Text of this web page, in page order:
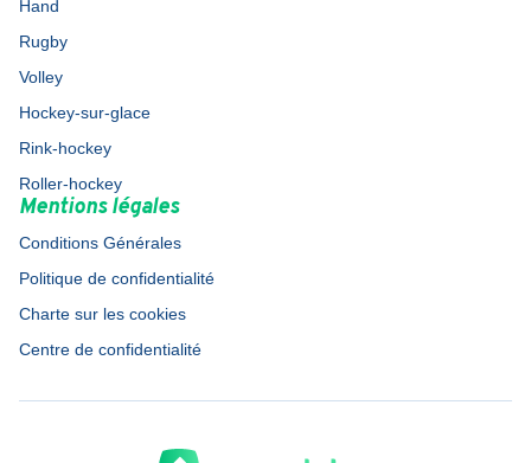
Hand
Rugby
Volley
Hockey-sur-glace
Rink-hockey
Roller-hockey
Mentions légales
Conditions Générales
Politique de confidentialité
Charte sur les cookies
Centre de confidentialité